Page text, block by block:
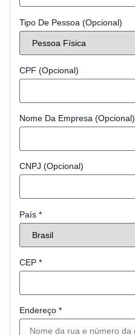
Tipo De Pessoa (opcional)
CPF (opcional)
Nome Da Empresa (opcional)
CNPJ (opcional)
País *
CEP *
Endereço *